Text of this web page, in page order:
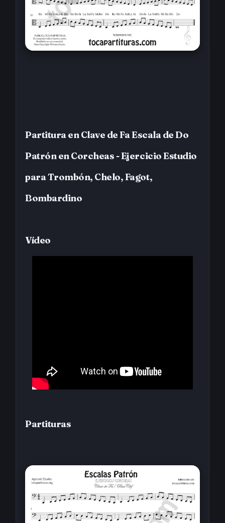
Partitura en Clave de Fa Escala de Do
Patrón en Corcheas - Ejercicio Estudio
para Trombón, Chelo, Fagot,
Bombardino
Vídeo
Partituras